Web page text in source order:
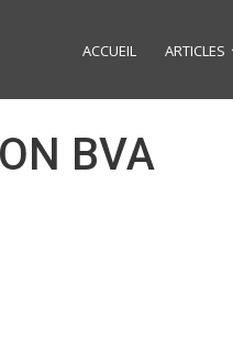
ACCUEIL ARTICLES
BVA